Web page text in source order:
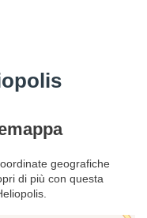
geografiche
di più con questa